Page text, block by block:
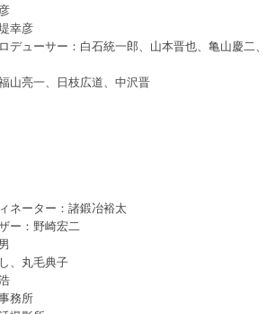
幸彦
デューサー：白石統一郎、山本晋也、亀山慶二、
山亮一、日枝広道、中沢晋
ネーター：諸鍛冶裕太
ー：野崎宏二
、丸毛典子
務所